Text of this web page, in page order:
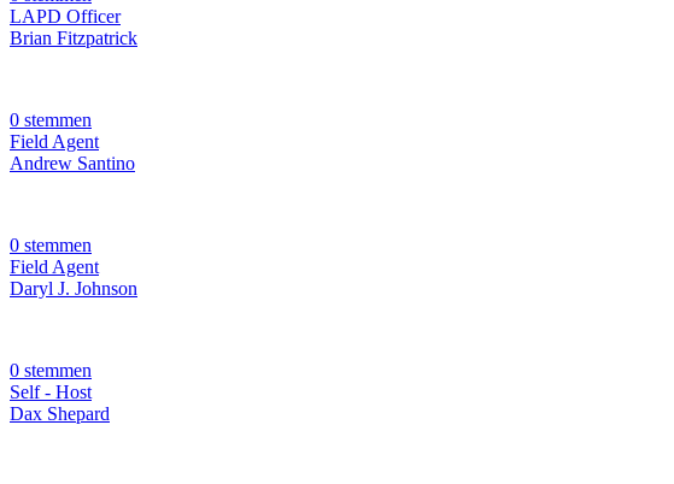
LAPD Officer
Brian Fitzpatrick
0 stemmen
Field Agent
Andrew Santino
0 stemmen
Field Agent
Daryl J. Johnson
0 stemmen
Self - Host
Dax Shepard